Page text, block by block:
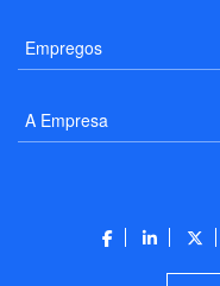
Empregos
A Empresa